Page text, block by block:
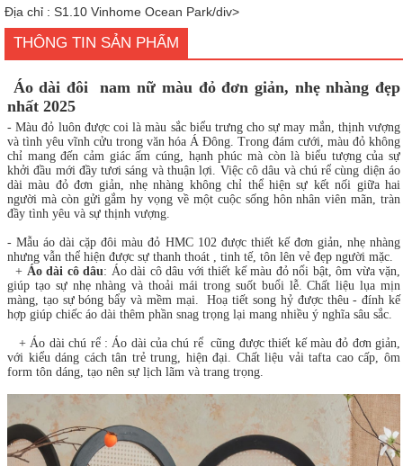
Địa chỉ : S1.10 Vinhome Ocean Park/div>
THÔNG TIN SẢN PHẨM
Áo dài đôi nam nữ màu đỏ đơn giản, nhẹ nhàng đẹp
nhất 2025
- Màu đỏ luôn được coi là màu sắc biểu trưng cho sự may mắn, thịnh vượng
và tình yêu vĩnh cửu trong văn hóa Á Đông. Trong đám cưới, màu đỏ không
chỉ mang đến cảm giác ấm cúng, hạnh phúc mà còn là biểu tượng của sự
khởi đầu mới đầy tươi sáng và thuận lợi. Việc cô dâu và chú rể cùng diện áo
dài màu đỏ đơn giản, nhẹ nhàng không chỉ thể hiện sự kết nối giữa hai
người mà còn gửi gắm hy vọng về một cuộc sống hôn nhân viên mãn, tràn
đầy tình yêu và sự thịnh vượng.
- Mẫu áo dài cặp đôi màu đỏ HMC 102 được thiết kế đơn giản, nhẹ nhàng
nhưng vẫn thể hiện được sự thanh thoát , tinh tế, tôn lên vẻ đẹp người mặc.
+ Áo dài cô dâu: Áo dài cô dâu với thiết kế màu đỏ nổi bật, ôm vừa vặn,
giúp tạo sự nhẹ nhàng và thoải mái trong suốt buổi lễ. Chất liệu lụa mịn
màng, tạo sự bóng bẩy và mềm mại. Hoạ tiết song hỷ được thêu - đính kế
hợp giúp chiếc áo dài thêm phần snag trọng lại mang nhiều ý nghĩa sâu sắc.
+ Áo dài chú rể : Áo dài của chú rể cũng được thiết kế màu đỏ đơn giản,
với kiểu dáng cách tân trẻ trung, hiện đại. Chất liệu vải tafta cao cấp, ôm
form tôn dáng, tạo nên sự lịch lãm và trang trọng.